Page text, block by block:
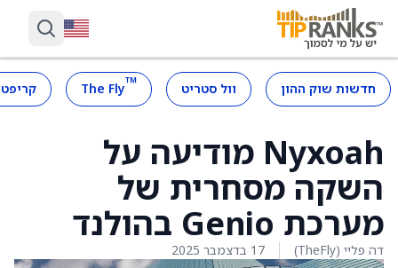
חדשות שוק ההון וול סטריט ™
The Fly
Nyxoah מודיעה על
השקה מסחרית של
מערכת Genio בהולנד
דה פליי (TheFly) 17 בדצמבר 2025